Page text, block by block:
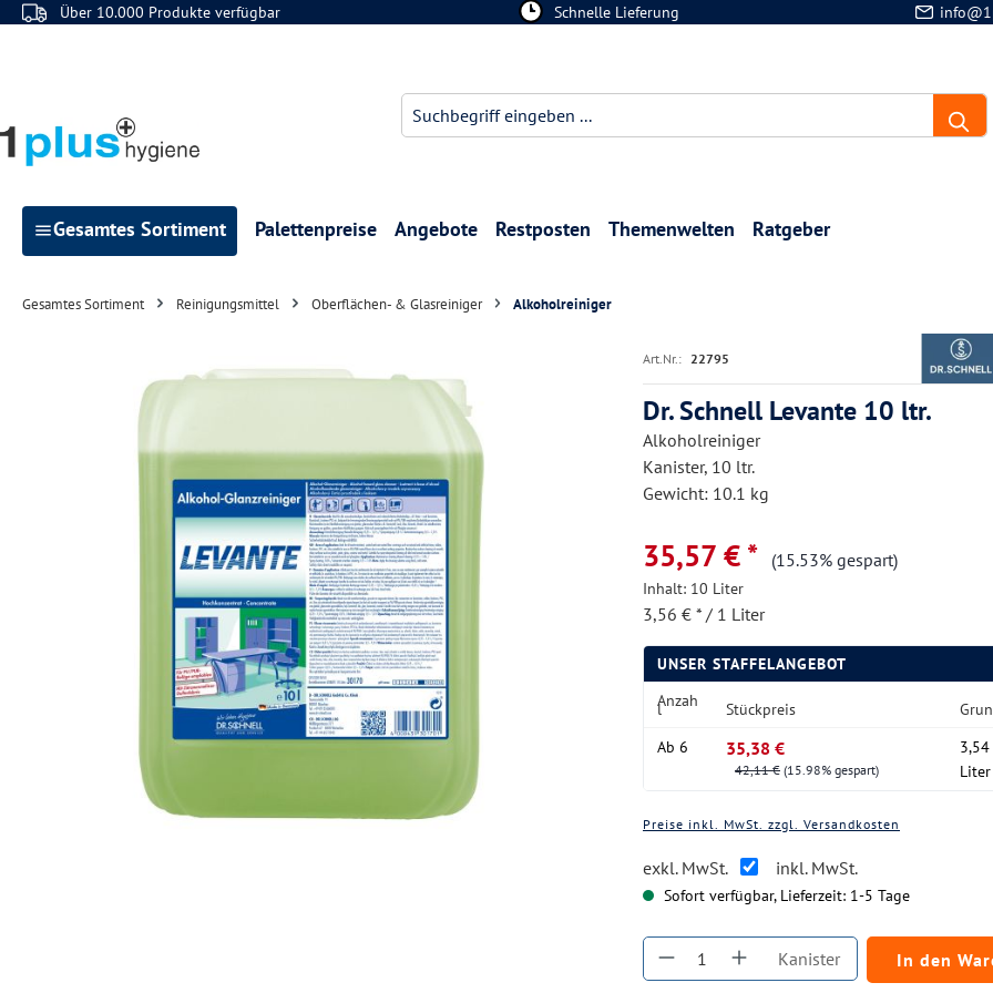
Hauptinhalt springen
Zur Suche springen
Zur Hauptnavigation springen
Über 10.000 Produkte verfügbar Schnelle Lieferung
Gesamtes Sortiment Palettenpreise Angebote Restposten Themenwelten Ratgeber
Gesamtes Sortiment Reinigungsmittel Oberflächen- & Glasreiniger Alkoholreiniger
Bildergalerie überspringen Art.Nr.: 22795
Dr. Schnell Levante 10 ltr.
Alkoholreiniger
Kanister, 10 ltr.
Gewicht: 10.1 kg
35,57 € * (15.53% gespart)
Inhalt: 10 Liter
3,56 € * / 1 Liter
UNSER STAFFELANGEBOT
Anzah
l Stückpreis
Ab 6 35,38 €
42,11 € (15.98% gespart)
Liter
Preise inkl. MwSt. zzgl. Versandkosten
exkl. MwSt. inkl. MwSt.
Sofort verfügbar, Lieferzeit: 1-5 Tage
Produkt Anzahl: Gib den
Kanister In den